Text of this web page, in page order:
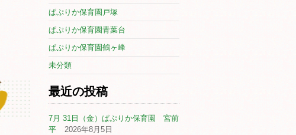
ぱぷりか保育園戸塚
ぱぷりか保育園青葉台
ぱぷりか保育園鶴ヶ峰
未分類
最近の投稿
7月 31日（金）ぱぷりか保育園 宮前
平
2026年8月5日